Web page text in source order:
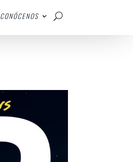
CONÓCENOS